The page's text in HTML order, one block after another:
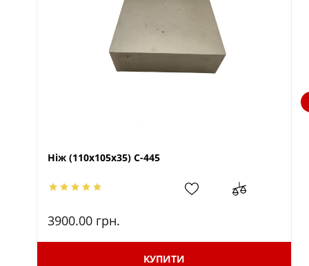
Ніж (110х105х35) С-445
3900.00 грн.
КУПИТИ